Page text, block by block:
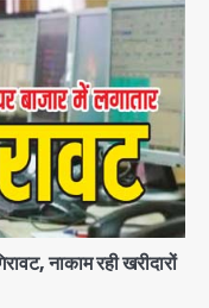
नाकाम रही खरीदारों